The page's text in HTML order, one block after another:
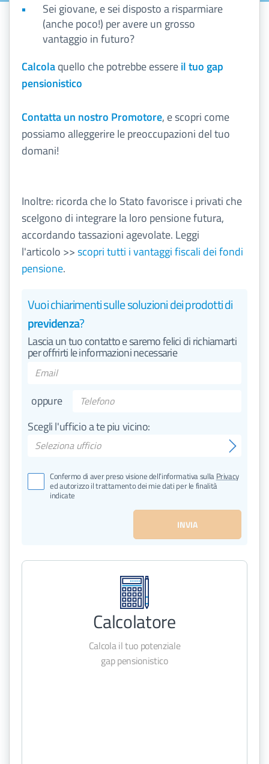
Sei giovane, e sei disposto a risparmiare
(anche poco!) per avere un grosso
vantaggio in futuro?
Calcolaquello che potrebbe essereil tuo gap
pensionistico
Contatta un nostro Promotore, e scopri come
possiamo alleggerire le preoccupazioni del tuo
domani!
Inoltre: ricorda che lo Stato favorisce i privati che
scelgono di integrare la loro pensione futura,
accordando tassazioni agevolate. Leggi
l'articolo >>scopri tutti i vantaggi fiscali dei fondi
pensione.
Vuoi chiarimenti sulle soluzioni dei prodotti di
previdenza?
Lascia un tuo contatto e saremo felici di richiamarti
per offrirti le informazioni necessarie
oppure
Scegli l'ufficio a te piu vicino:
Seleziona ufficio
DIREZIONE
Ariano Irpino
Confermo di aver preso visione dell’informativa sulla Privacy
ed autorizzo il trattamento dei mie dati per le finalità
indicate
INVIA
Calcolatore
Calcola il tuo potenziale
gap pensionistico